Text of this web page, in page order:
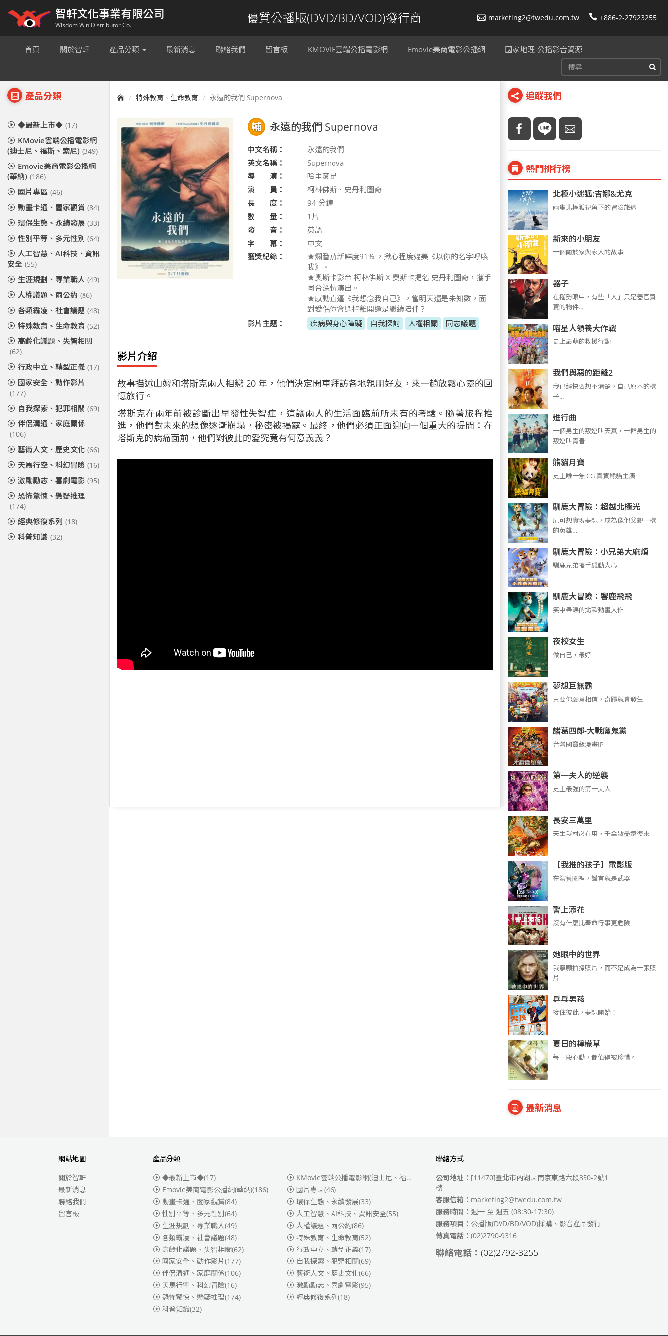
智軒文化事業有限公司
Wisdom Win Distributor Co. 優質公播版(DVD/BD/VOD)發行商 marketing2@twedu.com.tw +886-2-27923255
首頁 關於智軒 產品分類 最新消息 聯絡我們 留言板 KMOVIE雲端公播電影網 Emovie美商電影公播網 國家地理-公播影音資源
產品分類
◆最新上市◆ (17)
KMovie雲端公播電影網
(迪士尼、福斯、索尼) (349)
Emovie美商電影公播網
(華納) (186)
國片專區 (46)
動畫卡通、闔家觀賞 (84)
環保生態、永續發展 (33)
性別平等、多元性別 (64)
人工智慧、AI科技、資訊
安全 (55)
生涯規劃、專業職人 (49)
人權議題、兩公約 (86)
各類霸凌、社會議題 (48)
特殊教育、生命教育 (52)
高齡化議題、失智相關
(62)
行政中立、轉型正義 (17)
國家安全、動作影片
(177)
自我探索、犯罪相關 (69)
伴侶溝通、家庭關係
(106)
藝術人文、歷史文化 (66)
天馬行空、科幻冒險 (16)
激勵勵志、喜劇電影 (95)
恐怖驚悚、懸疑推理
(174)
經典修復系列 (18)
科普知識 (32)
特殊教育、生命教育 永遠的我們 Supernova
輔 永遠的我們 Supernova
中文名稱：
永遠的我們
英文名稱：
Supernova
導 演：
哈里麥昆
演 員：
柯林佛斯、史丹利圖奇
長 度：
94分鐘
數 量：
1片
發 音：
英語
字 幕：
中文
獲獎紀錄：
★爛番茄新鮮度91% ，揪心程度媲美《以你的名字呼喚
我》。
★奧斯卡影帝 柯林佛斯 X 奧斯卡提名 史丹利圖奇，攜手
同台深情演出。
★感動直逼《我想念我自己》，當明天還是未知數，面
對愛侶你會選擇離開還是繼續陪伴？
影片主題：
疾病與身心障礙 自我探討 人權相關 同志議題
影片介紹
故事描述山姆和塔斯克兩人相戀 20 年，他們決定開車拜訪各地親朋好友，來一趟放鬆心靈的回
憶旅行。
塔斯克在兩年前被診斷出早發性失智症，這讓兩人的生活面臨前所未有的考驗。隨著旅程推
進，他們對未來的想像逐漸崩塌，秘密被揭露。最終，他們必須正面迎向一個重大的提問：在
塔斯克的病痛面前，他們對彼此的愛究竟有何意義義？
追蹤我們
熱門排行榜
北極小迷狐:吉娜&尤克
兩隻北極狐視角下的冒險旅途
新來的小朋友
一個關於家與家人的故事
器子
在權勢眼中，有些「人」只是器官買
賣的物件...
喵星人領養大作戰
史上最萌的救援行動
我們與惡的距離2
我已經快要想不清楚，自己原本的樣
子...
進行曲
​​​一個男生的叛逆叫天真，一群男生的
叛逆叫青春
熊貓月寶
史上唯一無 CG 真實熊貓主演
馴鹿大冒險：超越北極光
尼可想實現夢想，成為像他父親一樣
的英雄…
馴鹿大冒險：小兄弟大麻煩
馴鹿兄弟攜手感動人心
馴鹿大冒險：響鹿飛飛
笑中帶淚的北歐動畫大作
夜校女生
做自己，最好
夢想巨無霸
只要你願意相信，奇蹟就會發生
諸葛四郎-大戰魔鬼黨
台灣國寶級漫畫IP
第一夫人的逆襲
史上最強的第一夫人
長安三萬里
天生我材必有用，千金散盡還復來
【我推的孩子】電影版
在演藝圈裡，謊言就是武器
警上添花
沒有什麼比奉命行事更危險
她眼中的世界
我寧願拍攝照片，而不是成為一張照
片
乒乓男孩
接住彼此，夢想開始！
夏日的檸檬草
每一段心動，都值得被珍惜。
最新消息
網站地圖
關於智軒
最新消息
聯絡我們
留言板
產品分類
◆最新上市◆(17) KMovie雲端公播電影網(迪士尼、福斯、索尼)
(349)
Emovie美商電影公播網(華納)(186) 國片專區(46)
動畫卡通、闔家觀賞(84) 環保生態、永續發展(33)
性別平等、多元性別(64) 人工智慧、AI科技、資訊安全(55)
生涯規劃、專業職人(49) 人權議題、兩公約(86)
各類霸凌、社會議題(48) 特殊教育、生命教育(52)
高齡化議題、失智相關(62) 行政中立、轉型正義(17)
國家安全、動作影片(177) 自我探索、犯罪相關(69)
伴侶溝通、家庭關係(106) 藝術人文、歷史文化(66)
天馬行空、科幻冒險(16) 激勵勵志、喜劇電影(95)
恐怖驚悚、懸疑推理(174) 經典修復系列(18)
科普知識(32)
聯絡方式
公司地址： [11470]臺北市內湖區南京東路六段350-2號1
樓
客服信箱： marketing2@twedu.com.tw
服務時間： 週一 至 週五 (08:30-17:30)
服務項目： 公播版(DVD/BD/VOD)採購、影音產品發行
傳真電話： (02)2790-9316
聯絡電話： (02)2792-3255